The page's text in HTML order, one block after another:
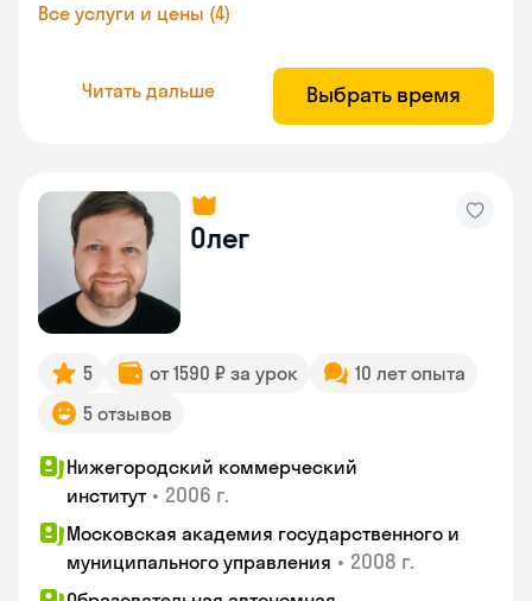
Все услуги и цены (4)
Читать дальше Выбрать время
Олег
5 от 1590 ₽ за урок
10 лет опыта
5 отзывов
Нижегородский коммерческий
институт • 2006 г.
Московская академия государственного и
муниципального управления • 2008 г.